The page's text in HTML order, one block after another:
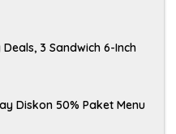
3 Sandwich 6-Inch
Diskon 50% Paket Menu